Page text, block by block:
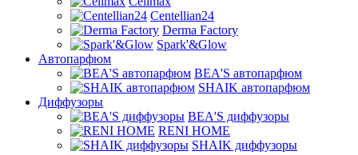
Centellian24
Derma Factory
Spark'&Glow
Автопарфюм
BEA'S автопарфюм
SHAIK автопарфюм
Диффузоры
BEA'S диффузоры
RENI HOME
SHAIK диффузоры